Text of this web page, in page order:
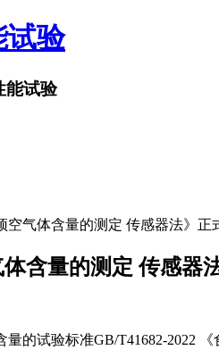
试验
能试验
空气体含量的测定 传感器法》正
含量的测定 传感器
的试验标准GB/T41682-2022